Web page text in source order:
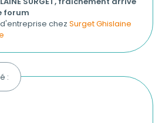
forum
chez Surget Ghislaine
: